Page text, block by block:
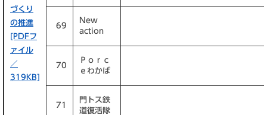
づくり
の推進
[PDFフ
ァイル
／
319KB]
69
New
action
70
Ｐｏｒｃ
ｅわかば
71
門トス鉄
道復活隊